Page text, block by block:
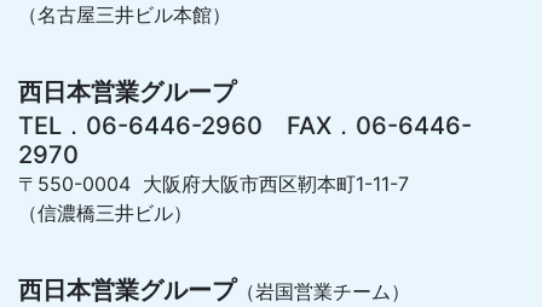
（名古屋三井ビル本館）
西日本営業グループ
TEL．06-6446-2960 FAX．06-6446-
2970
〒550-0004 大阪府大阪市西区靭本町1-11-7
（信濃橋三井ビル）
西日本営業グループ （岩国営業チーム）